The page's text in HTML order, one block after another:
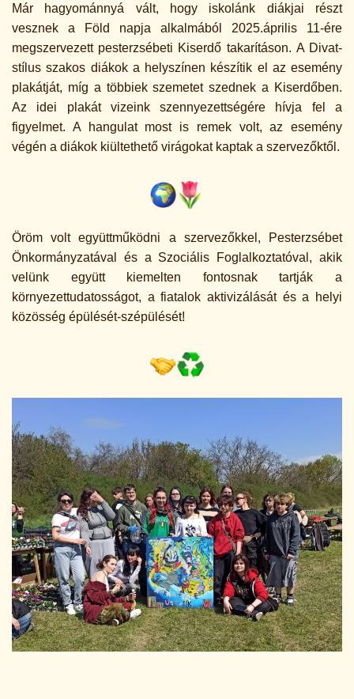
Már hagyománnyá vált, hogy iskolánk diákjai részt
vesznek a Föld napja alkalmából 2025.április 11-ére
megszervezett pesterzsébeti Kiserdő takarításon. A Divat-
stílus szakos diákok a helyszínen készítik el az esemény
plakátját, míg a többiek szemetet szednek a Kiserdőben.
Az idei plakát vizeink szennyezettségére hívja fel a
figyelmet. A hangulat most is remek volt, az esemény
végén a diákok kiültethető virágokat kaptak a szervezőktől.
Öröm volt együttműködni a szervezőkkel, Pesterzsébet
Önkormányzatával és a Szociális Foglalkoztatóval, akik
velünk együtt kiemelten fontosnak tartják a
környezettudatosságot, a fiatalok aktivizálását és a helyi
közösség épülését-szépülését!